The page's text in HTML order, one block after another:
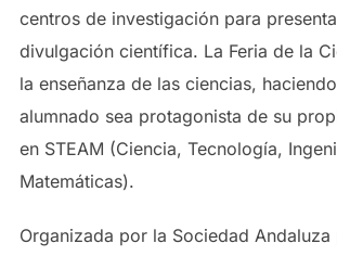
centros de investigación para
divulgación científica. La Feria de la
la enseñanza de las ciencias,
alumnado sea protagonista de su
en STEAM (Ciencia, Tecnología,
Matemáticas).
Organizada por la Sociedad Andaluza